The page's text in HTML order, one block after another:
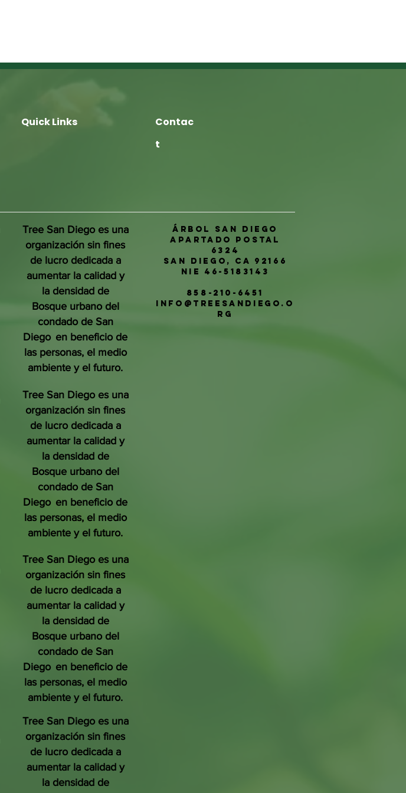
Quick Links
Contac
t
Tree San Diego es una
organización sin fines
de lucro dedicada a
aumentar la calidad y
la densidad de
Bosque urbano del
condado de San
Diego en beneficio de
las personas, el medio
ambiente y el futuro.
Tree San Diego es una
organización sin fines
de lucro dedicada a
aumentar la calidad y
la densidad de
Bosque urbano del
condado de San
Diego en beneficio de
las personas, el medio
ambiente y el futuro.
Tree San Diego es una
organización sin fines
de lucro dedicada a
aumentar la calidad y
la densidad de
Bosque urbano del
condado de San
Diego en beneficio de
las personas, el medio
ambiente y el futuro.
Tree San Diego es una
organización sin fines
de lucro dedicada a
aumentar la calidad y
la densidad de
Árbol San Diego
Apartado postal
6324
San Diego, CA 92166
NIE 46-5183143
858-210-6451
info@treesandiego.o
rg